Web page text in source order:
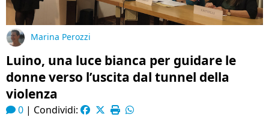
Marina Perozzi
Luino, una luce bianca per guidare le
donne verso l’uscita dal tunnel della
violenza
0 | Condividi: